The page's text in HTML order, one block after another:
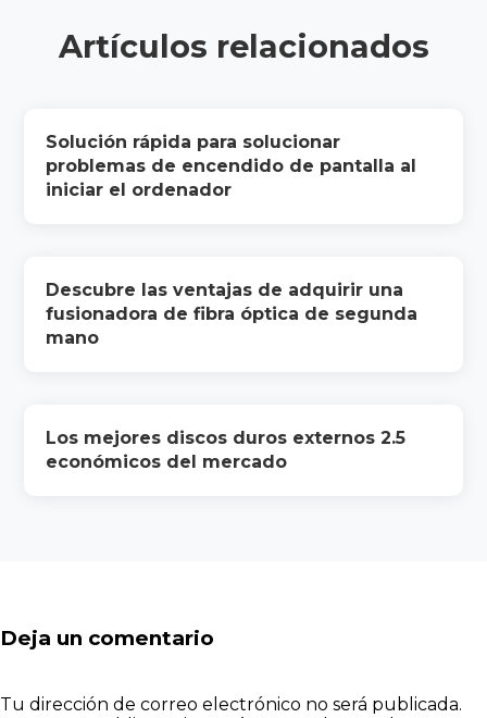
Artículos relacionados
Solución rápida para solucionar
problemas de encendido de pantalla al
iniciar el ordenador
Descubre las ventajas de adquirir una
fusionadora de fibra óptica de segunda
mano
Los mejores discos duros externos 2.5
económicos del mercado
Deja un comentario
Tu dirección de correo electrónico no será publicada.